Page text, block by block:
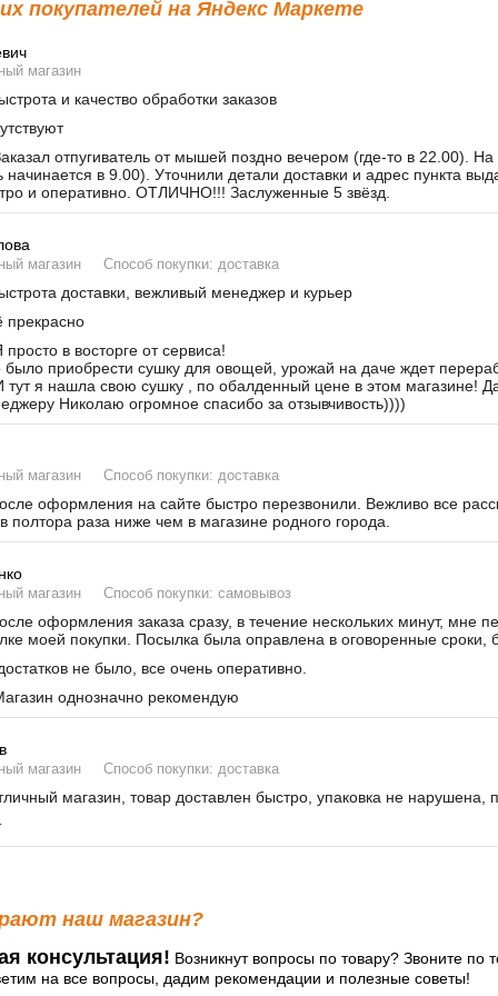
покупателей на Яндекс Маркете
магазин
и качество обработки заказов
отпугиватель от мышей поздно вечером (где-то в 22.00).
начинается в 9.00). Уточнили детали доставки и адрес пункта
и оперативно. ОТЛИЧНО!!! Заслуженные 5 звёзд.
магазин Способ покупки: доставка
доставки, вежливый менеджер и курьер
прекрасно
в восторге от сервиса!
приобрести сушку для овощей, урожай на даче ждет
тут я нашла свою сушку , по обалденный цене в этом магазине!
Николаю огромное спасибо за отзывчивость))))
магазин Способ покупки: доставка
оформления на сайте быстро перезвонили. Вежливо все
раза ниже чем в магазине родного города.
магазин Способ покупки: самовывоз
оформления заказа сразу, в течение нескольких минут, мне
моей покупки. Посылка была оправлена в оговоренные сроки,
не было, все очень оперативно.
однозначно рекомендую
магазин Способ покупки: доставка
магазин, товар доставлен быстро, упаковка не нарушена,
наш магазин?
консультация! Возникнут вопросы по товару? Звоните
на все вопросы, дадим рекомендации и полезные советы!